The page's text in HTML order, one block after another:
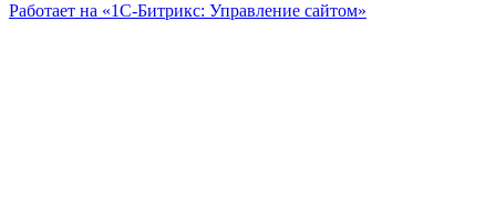
Работает на «1С-Битрикс: Управление сайтом»